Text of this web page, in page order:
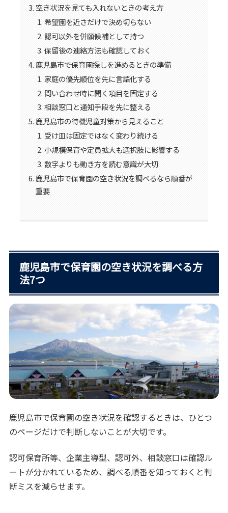
空き状況を見ても入れないときの考え方
希望園を近さだけで決め切らない
認可以外を併願候補として持つ
保留後の連絡方法も確認しておく
鹿児島市で保育園探しを進めるときの準備
家庭の優先順位を先に言語化する
問い合わせ時に聞く項目を固定する
相談窓口と通知手段を先に整える
鹿児島市の待機児童対策から見えること
受け皿は固定ではなく変わり続ける
小規模保育や定員拡大も選択肢に影響する
数字よりも動き方を読む意識が大切
鹿児島市で保育園の空き状況を調べるなら順番が
重要
鹿児島市で保育園の空き状況を調べる方
法7つ
鹿児島市で保育園の空き状況を確認するときは、ひとつ
のページだけで判断しないことが大切です。
認可保育所等、企業主導型、認可外、相談窓口は確認ル
ートが分かれているため、調べる順番を知っておくと判
断ミスを減らせます。